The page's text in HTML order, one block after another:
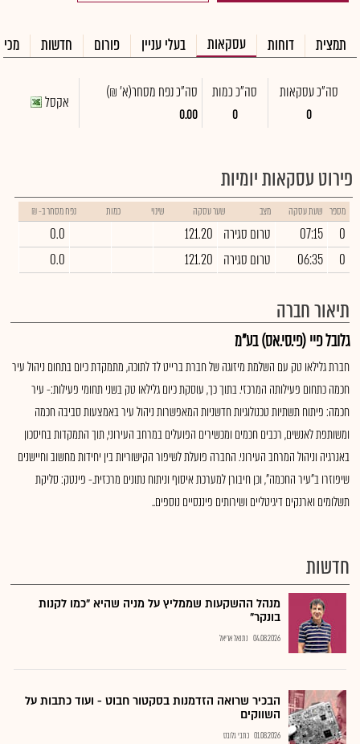
תמצית דוחות עסקאות בעלי עניין פורום חדשות
סה"כ עסקאות
0
סה"כ כמות
0
סה"כ נפח מסחר(א' ₪)
0.00
אקסל
פירוט עסקאות יומיות
מספר שעת עסקה מצב שער עסקה שינוי כמות נפח מסחר ב- ₪
0
07:15 טרום סגירה 121.20
0.0
0
06:35 טרום סגירה 121.20
0.0
תיאור חברה
גלובל פיי (פי.סי.אס) בע"מ
חברת גלילאו טק עם השלמת מיזוגה של חברת ברייט לד לתוכה, מתמקדת כיום בתחום ניהול עיר
חכמה כתחום פעילותה המרכזי. בתוך כך, עוסקת כיום גלילאו טק בשני תחומי פעילות:- עיר
חכמה: פיתוח תשתיות טכנולוגיות חדשניות המאפשרות ניהול עיר באמצעות סביבה חכמה
ומשותפת לאנשים, רכבים חכמים ומכשירים הפועלים במרחב העירוני, תוך התמקדות בחיסכון
באנרגיה וניהול המרחב העירוני. החברה פועלת לשיפור הקישוריות בין יחידות מחשוב וחיישנים
שיפוזרו ב"עיר החכמה", וכן חיבורן למערכת איסוף וניתוח נתונים מרכזית.- פינטק: סליקת
תשלומים וארנקים דיגיטליים ושירותים פיננסיים נוספים..
חדשות
מנהל ההשקעות שממליץ על מניה שהיא "כמו לקנות
בונקר"
04.08.2026 נתנאל אריאל
הבכיר שרואה הזדמנות בסקטור חבוט - ועוד כתבות על
השווקים
01.08.2026 כתבי גלובס